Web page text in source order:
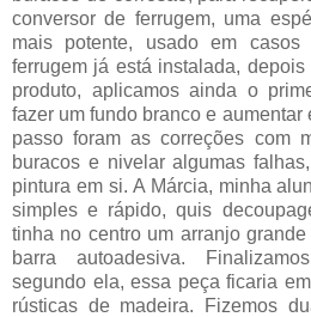
conversor de ferrugem, uma
mais potente, usado em
ferrugem já está instalada,
produto, aplicamos ainda o
fazer um fundo branco e aumentar
passo foram as correções com
buracos e nivelar algumas
pintura em si. A Márcia, minha
simples e rápido, quis
tinha no centro um arranjo
barra autoadesiva.
segundo ela, essa peça ficaria
rústicas de madeira. Fizemos